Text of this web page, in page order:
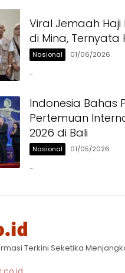
Viral Jemaah
di Mina, Ternyata
Nasional 01/06/2026
…
Indonesia Bahas
Pertemuan
2026 di Bali
Nasional 01/05/2026
…
Terkini Seketika